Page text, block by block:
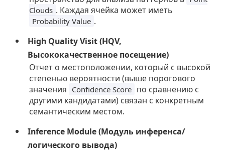
Clouds . Каждая ячейка может иметь
Probability Value .
High Quality Visit (HQV,
Высококачественное посещение)
Отчет о местоположении, который с высокой
степенью вероятности (выше порогового
значения Confidence Score по сравнению с
другими кандидатами) связан с конкретным
семантическим местом.
Inference Module (Модуль инференса/
логического вывода)